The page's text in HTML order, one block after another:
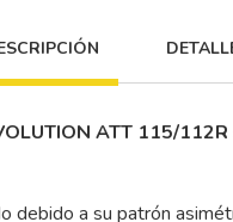
ATT 115/112R
debido a su patrón